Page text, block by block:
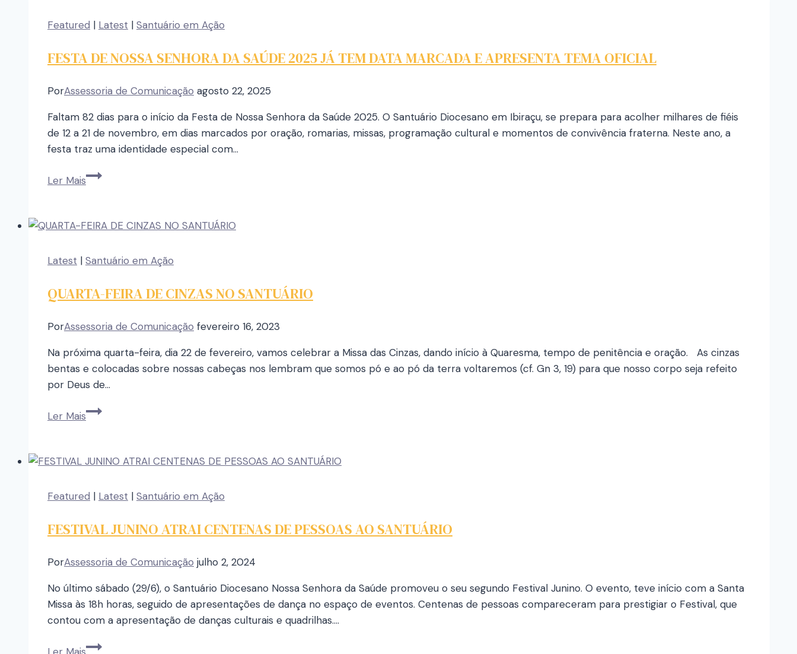
Featured | Latest | Santuário em Ação
FESTA DE NOSSA SENHORA DA SAÚDE 2025 JÁ TEM DATA MARCADA E APRESENTA TEMA OFICIAL
PorAssessoria de Comunicação agosto 22, 2025
Faltam 82 dias para o início da Festa de Nossa Senhora da Saúde 2025. O Santuário Diocesano em Ibiraçu, se prepara para acolher milhares de fiéis
de 12 a 21 de novembro, em dias marcados por oração, romarias, missas, programação cultural e momentos de convivência fraterna. Neste ano, a
festa traz uma identidade especial com…
Ler Mais
Latest | Santuário em Ação
QUARTA-FEIRA DE CINZAS NO SANTUÁRIO
PorAssessoria de Comunicação fevereiro 16, 2023
Na próxima quarta-feira, dia 22 de fevereiro, vamos celebrar a Missa das Cinzas, dando início à Quaresma, tempo de penitência e oração. As cinzas
bentas e colocadas sobre nossas cabeças nos lembram que somos pó e ao pó da terra voltaremos (cf. Gn 3, 19) para que nosso corpo seja refeito
por Deus de…
Ler Mais
Featured | Latest | Santuário em Ação
FESTIVAL JUNINO ATRAI CENTENAS DE PESSOAS AO SANTUÁRIO
PorAssessoria de Comunicação julho 2, 2024
No último sábado (29/6), o Santuário Diocesano Nossa Senhora da Saúde promoveu o seu segundo Festival Junino. O evento, teve início com a Santa
Missa às 18h horas, seguido de apresentações de dança no espaço de eventos. Centenas de pessoas compareceram para prestigiar o Festival, que
contou com a apresentação de danças culturais e quadrilhas….
Ler Mais